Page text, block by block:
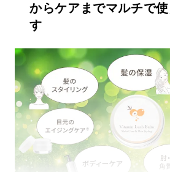
からケアまでマルチで
す